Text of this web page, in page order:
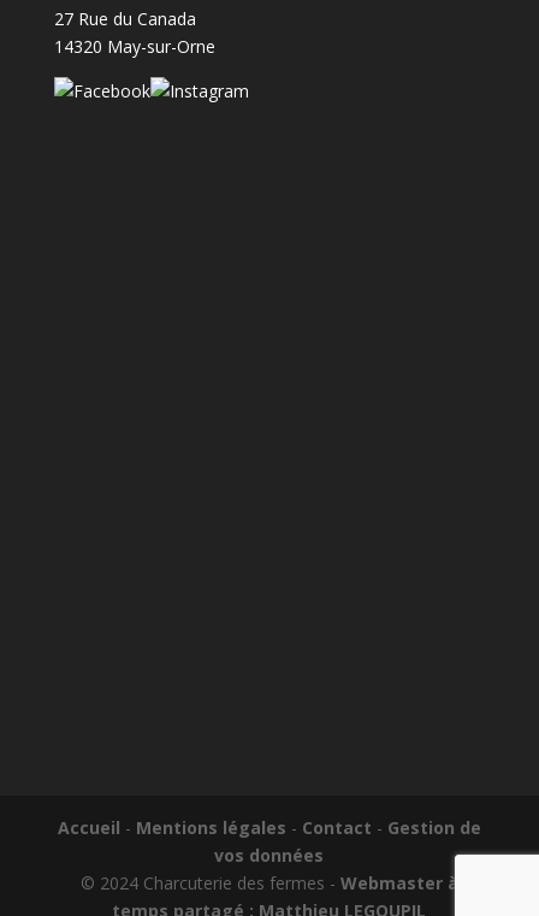
27 Rue du Canada
14320 May-sur-Orne
Accueil - Mentions légales - Contact - Gestion de
vos données
© 2024 Charcuterie des fermes - Webmaster à
temps partagé : Matthieu LEGOUPIL